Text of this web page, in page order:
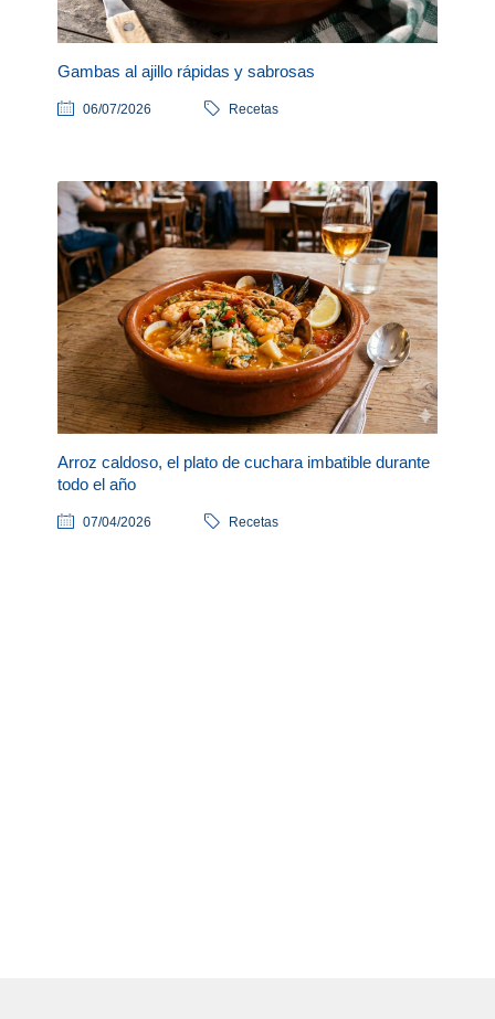
Gambas al ajillo rápidas y sabrosas
06/07/2026 Recetas
Arroz caldoso, el plato de cuchara imbatible durante
todo el año
07/04/2026 Recetas